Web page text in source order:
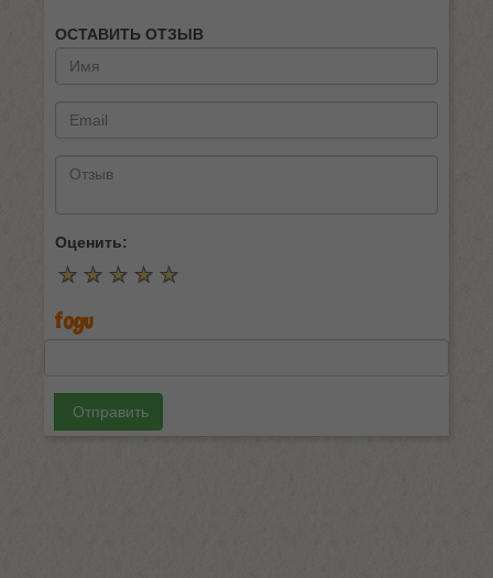
ОСТАВИТЬ ОТЗЫВ
Оценить:
☆ ☆ ☆ ☆ ☆
★ ★ ★ ★ ★
Отправить